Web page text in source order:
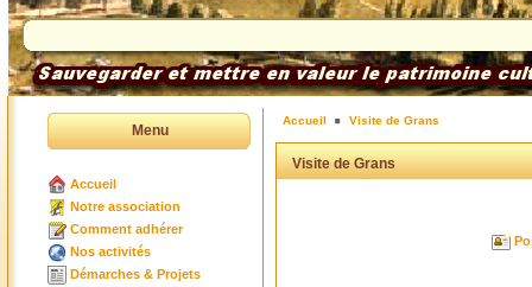
Menu
Accueil
Notre association
Comment adhérer
Nos activités
Démarches & Projets
Accueil Visite de Grans
Visite de Grans